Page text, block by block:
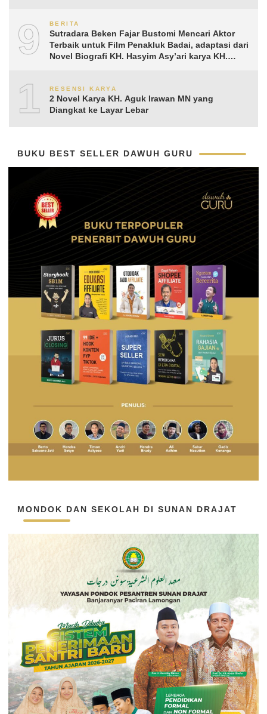
9
BERITA
Sutradara Beken Fajar Bustomi Mencari Aktor
Terbaik untuk Film Penakluk Badai, adaptasi dari
Novel Biografi KH. Hasyim Asy’ari karya KH.
10RESENSI KARYA
2 Novel Karya KH. Aguk Irawan MN yang
Diangkat ke Layar Lebar
BUKU BEST SELLER DAWUH GURU
MONDOK DAN SEKOLAH DI SUNAN DRAJAT